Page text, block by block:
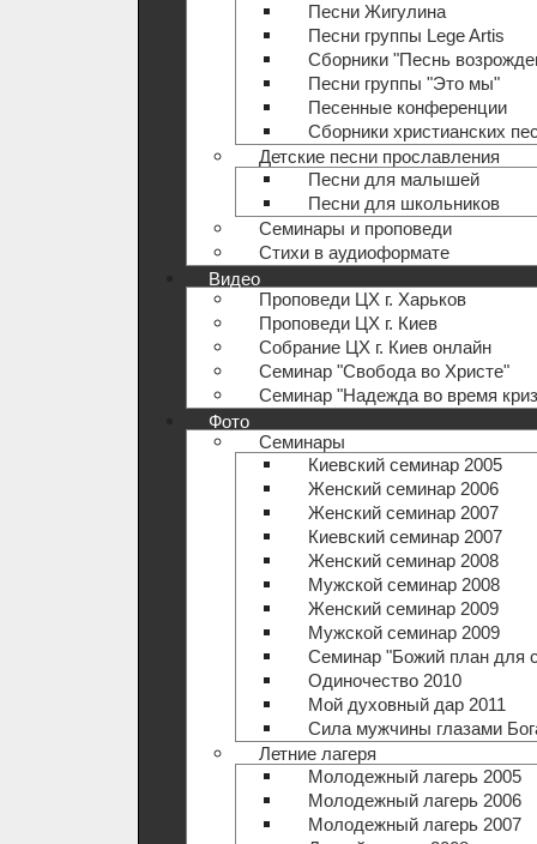
Песни Жигулина
Песни группы Lege Artis
Сборники "Песнь
Песни группы "Это мы"
Песенные конференции
Сборники христианских
Детские песни прославления
Песни для малышей
Песни для школьников
Семинары и проповеди
Стихи в аудиоформате
Видео
Проповеди ЦХ г. Харьков
Проповеди ЦХ г. Киев
Собрание ЦХ г. Киев онлайн
Семинар "Свобода во Христе"
Семинар "Надежда во время
Фото
Семинары
Киевский семинар 2005
Женский семинар 2006
Женский семинар 2007
Киевский семинар 2007
Женский семинар 2008
Мужской семинар 2008
Женский семинар 2009
Мужской семинар 2009
Семинар "Божий план для
Одиночество 2010
Мой духовный дар 2011
Сила мужчины глазами
Летние лагеря
Молодежный лагерь 2005
Молодежный лагерь 2006
Молодежный лагерь 2007